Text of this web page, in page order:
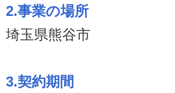
2.事業の場所
埼玉県熊谷市
3.契約期間